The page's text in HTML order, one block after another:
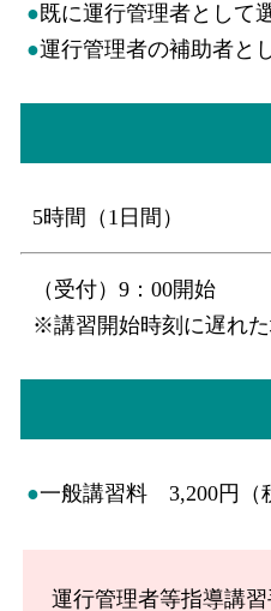
●既に運行管理者として
●運行管理者の補助者と
5時間（1日間）
（受付）9：00開始
※講習開始時刻に遅れ
●一般講習料 3,200円
運行管理者等指導講習